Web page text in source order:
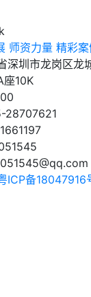
师资力量 精彩案
深圳市龙岗区龙
座10K
28707621
ICP备18047916